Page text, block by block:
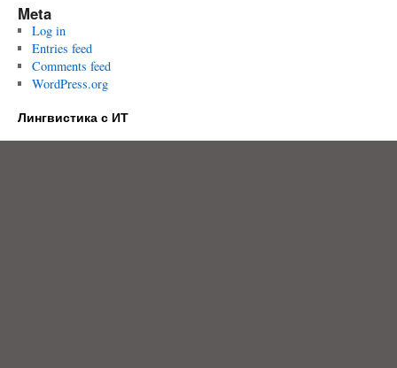
Meta
Log in
Entries feed
Comments feed
WordPress.org
Лингвистика с ИТ